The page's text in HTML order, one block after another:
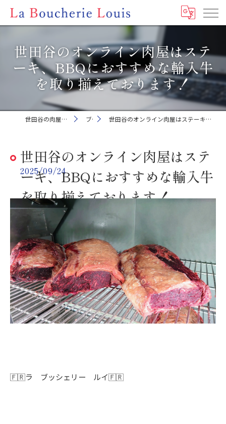
世田谷のオンライン肉屋はステ
ーキ、BBQにおすすめな輸入牛
を取り揃えております！
世田谷の肉屋ならLa Boucherie Louis ブログ 世田谷のオンライン肉屋はステーキ、BBQにおすすめな輸入牛を取り揃えております！
世田谷のオンライン肉屋はステ
ーキ、BBQにおすすめな輸入牛
を取り揃えております！
2025/09/24
🇫🇷ラ ブッシェリー ルイ🇫🇷